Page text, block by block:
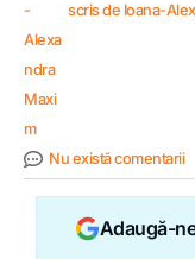
scris de Ioana-
Nu există comentarii
Adaugă-